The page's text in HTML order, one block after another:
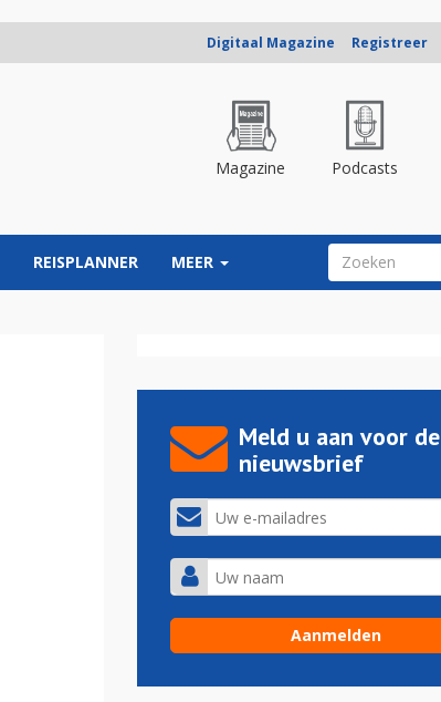
Digitaal Magazine Registreer
Magazine Podcasts
REISPLANNER MEER ZOEKVELD
Meld u aan voor de
nieuwsbrief